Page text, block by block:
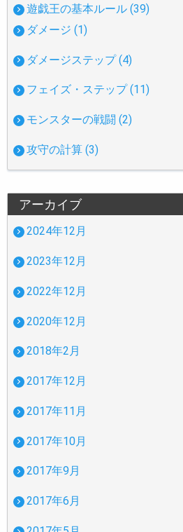
遊戯王の基本ルール (39)
ダメージ (1)
ダメージステップ (4)
フェイズ・ステップ (11)
モンスターの戦闘 (2)
攻守の計算 (3)
アーカイブ
2024年12月
2023年12月
2022年12月
2020年12月
2018年2月
2017年12月
2017年11月
2017年10月
2017年9月
2017年6月